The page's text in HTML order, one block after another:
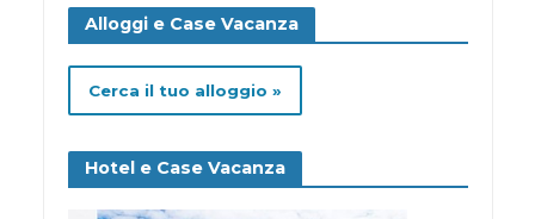
Alloggi e Case Vacanza
Cerca il tuo alloggio »
Hotel e Case Vacanza